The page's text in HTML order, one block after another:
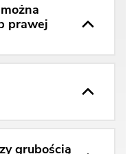
prawej
grubością